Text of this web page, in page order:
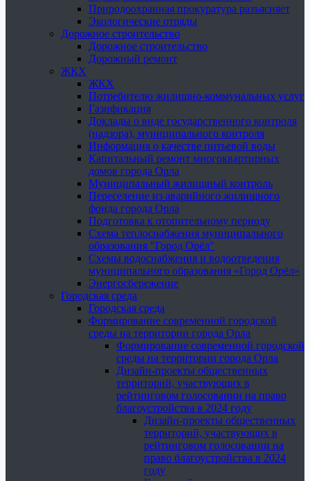
Природоохранная прокуратура разъясняет
Экологические отряды
Дорожное строительство
Дорожное строительство
Дорожный ремонт
ЖКХ
ЖКХ
Потребителю жилищно-коммунальных услуг
Газификация
Доклады о виде государственного контроля
(надзора), муниципального контроля
Информация о качестве питьевой воды
Капитальный ремонт многоквартирных
домов города Орла
Муниципальный жилищный контроль
Переселение из аварийного жилищного
фонда города Орла
Подготовка к отопительному периоду
Схема теплоснабжения муниципального
образования "Город Орёл"
Схемы водоснабжения и водоотведения
муниципального образования «Город Орёл»
Энергосбережение
Городская среда
Городская среда
Формирование современной городской
среды на территории города Орла
Формирование современной городской
среды на территории города Орла
Дизайн-проекты общественных
территорий, участвующих в
рейтинговом голосовании на право
благоустройства в 2024 году
Дизайн-проекты общественных
территорий, участвующих в
рейтинговом голосовании на
право благоустройства в 2024
году